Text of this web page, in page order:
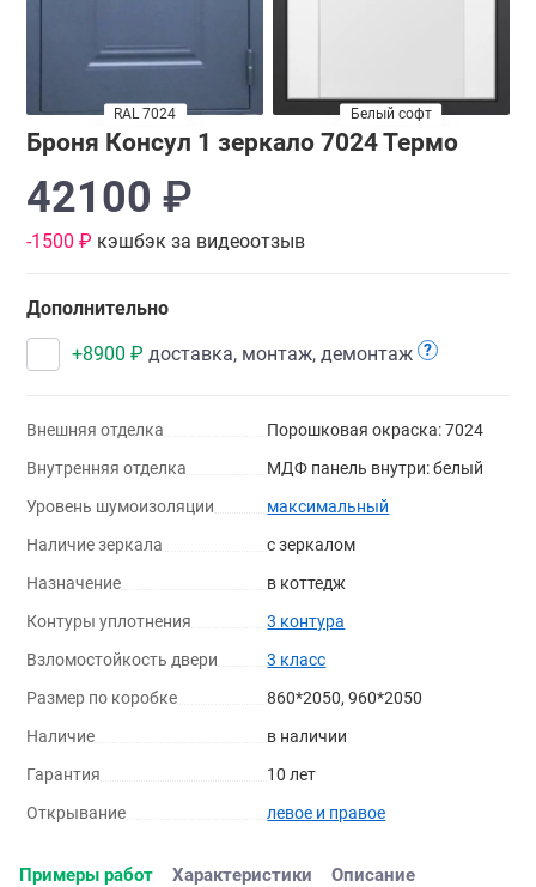
RAL 7024 Белый софт
Броня Консул 1 зеркало 7024 Термо
42100 ₽
-1500 ₽ кэшбэк за видеоотзыв
Дополнительно
+8900 ₽ доставка, монтаж, демонтаж ?
Внешняя отделка
Порошковая окраска: 7024
Внутренняя отделка
МДФ панель внутри: белый
Уровень шумоизоляции
максимальный
Наличие зеркала
с зеркалом
Назначение
в коттедж
Контуры уплотнения
3 контура
Взломостойкость двери
3 класс
Размер по коробке
860*2050, 960*2050
Наличие
в наличии
Гарантия
10 лет
Открывание
левое и правое
Примеры работ Характеристики Описание